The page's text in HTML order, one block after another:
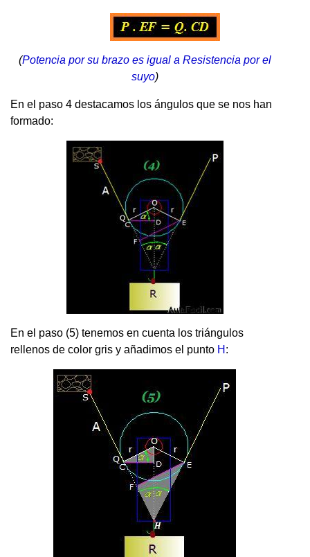
(Potencia por su brazo es igual a Resistencia por el
suyo)
En el paso 4 destacamos los ángulos que se nos han
formado:
En el paso (5) tenemos en cuenta los triángulos
rellenos de color gris y añadimos el punto H :